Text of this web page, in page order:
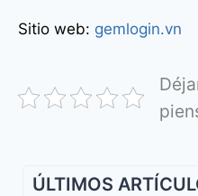
Sitio web: gemlogin.vn
ÚLTIMOS